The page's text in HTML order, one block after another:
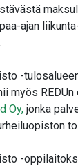
ajan
-
myös REDUn
Oy, jonka
-